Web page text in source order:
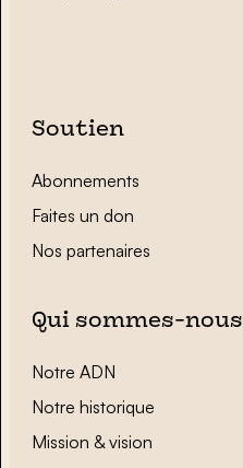
Soutien
Abonnements
Faites un don
Nos partenaires
Qui sommes-nous
Notre ADN
Notre historique
Mission & vision